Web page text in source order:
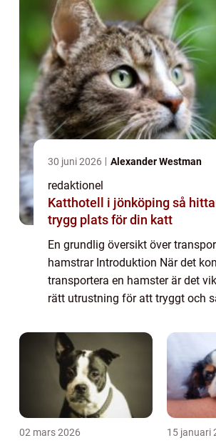
30 juni 2026 Alexander Westman
redaktionel
Katthotell i jönköping så hittar du en
trygg plats för din katt
En grundlig översikt över
hamstrar Introduktion När det
transportera en hamster är det
rätt utrustning för att tryggt och
hamstrar är speciellt utfor...
02 mars 2026 15 januari